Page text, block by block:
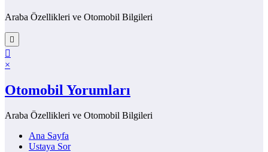
Araba Özellikleri ve Otomobil Bilgileri
×
Otomobil Yorumları
Araba Özellikleri ve Otomobil Bilgileri
Ana Sayfa
Ustaya Sor